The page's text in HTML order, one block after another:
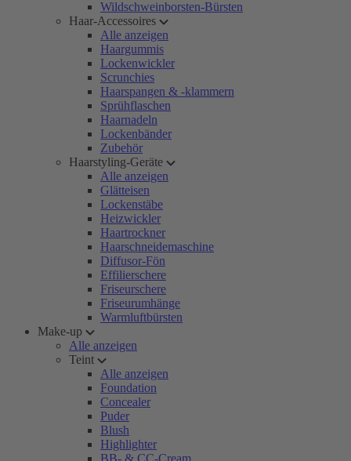
Wildschweinborsten-Bürsten
Haar-Accessoires
Alle anzeigen
Haargummis
Lockenwickler
Scrunchies
Haarspangen & -klammern
Sprühflaschen
Haarnadeln
Lockenbänder
Zubehör
Haarstyling-Geräte
Alle anzeigen
Glätteisen
Lockenstäbe
Heizwickler
Haartrockner
Haarschneidemaschine
Diffusor-Fön
Effilierschere
Friseurschere
Friseurumhänge
Warmluftbürsten
Make-up
Alle anzeigen
Teint
Alle anzeigen
Foundation
Concealer
Puder
Blush
Highlighter
BB- & CC-Cream